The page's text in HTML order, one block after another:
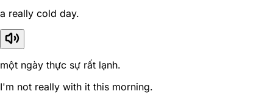
a really cold day.
một ngày thực sự rất lạnh.
I'm not really with it this morning.